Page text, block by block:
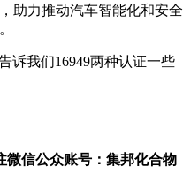
助力推动汽车智能化和安全
诉我们16949两种认证一些
微信公众账号：集邦化合物